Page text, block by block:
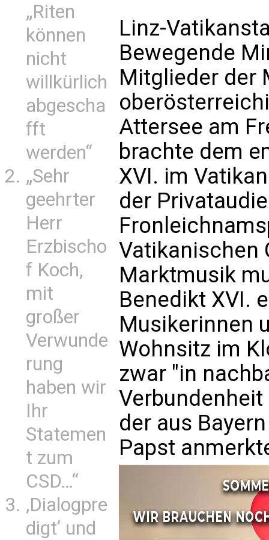
„Riten
können
nicht
willkürlich
abgescha
fft
werden“
„Sehr
geehrter
Herr
Erzbischo
f Koch,
mit
großer
Verwunde
rung
haben wir
Ihr
Statemen
t zum
CSD…“
‚Dialogpre
digt‘ und
Linz-
Bewegende
Mitglieder der
Attersee am
brachte dem
XVI. im
der
Vatikanischen
Marktmusik
Benedikt XVI.
Musikerinnen
Wohnsitz im
zwar "in
der aus
Papst